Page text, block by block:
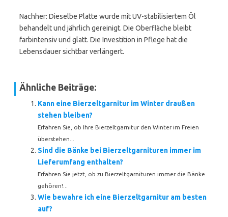
Nachher: Dieselbe Platte wurde mit UV-stabilisiertem Öl
behandelt und jährlich gereinigt. Die Oberfläche bleibt
farbintensiv und glatt. Die Investition in Pflege hat die
Lebensdauer sichtbar verlängert.
Ähnliche Beiträge:
Kann eine Bierzeltgarnitur im Winter draußen
stehen bleiben?
Erfahren Sie, ob Ihre Bierzeltgarnitur den Winter im Freien
überstehen...
Sind die Bänke bei Bierzeltgarnituren immer im
Lieferumfang enthalten?
Erfahren Sie jetzt, ob zu Bierzeltgarnituren immer die Bänke
gehören!...
Wie bewahre ich eine Bierzeltgarnitur am besten
auf?